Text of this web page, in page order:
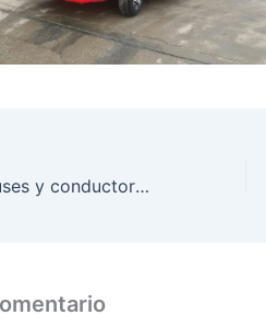
Terminales de buses y conductores son supervisados por PMOP